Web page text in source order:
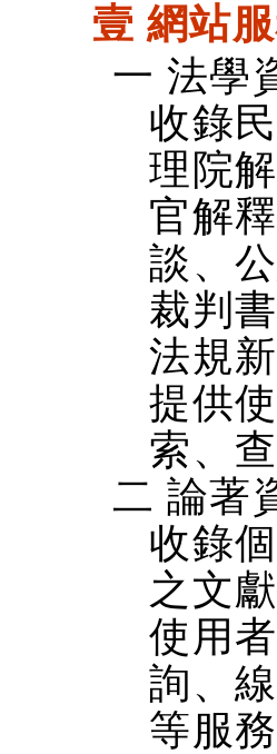
壹 網站
一 法學
收錄
理院
官解
談、
裁判
法規
提供
索、
二 論著
收錄
之文
使用
詢、
等服務